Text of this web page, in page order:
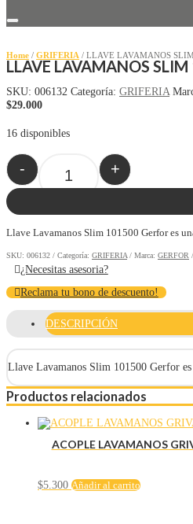
Home / GRIFERIA / LLAVE LAVAMANOS
LLAVE LAVAMANOS
SKU: 006132 Categoría: GRIFERIA
$29.000
16 disponibles
Quantity
- +
Llave Lavamanos Slim 101500 Gerfor es
SKU: 006132 Categoría: GRIFERIA Marca: GERFOR
¿Necesitas asesoria?
Reclama tu bono de descuento!
DESCRIPCIÓN
Llave Lavamanos Slim 101500 Gerfor
Productos relacionados
ACOPLE LAVAMANOS
$5.300 Añadir al carrito